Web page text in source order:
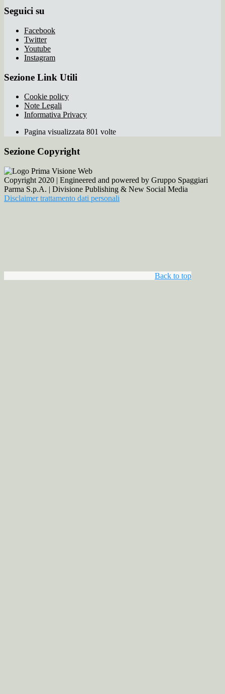
Seguici su
Facebook
Twitter
Youtube
Instagram
Sezione Link Utili
Cookie policy
Note Legali
Informativa Privacy
Pagina visualizzata 801 volte
Sezione Copyright
Copyright 2020 | Engineered and powered by Gruppo Spaggiari
Parma S.p.A. | Divisione Publishing & New Social Media
Disclaimer trattamento dati personali
Back to top